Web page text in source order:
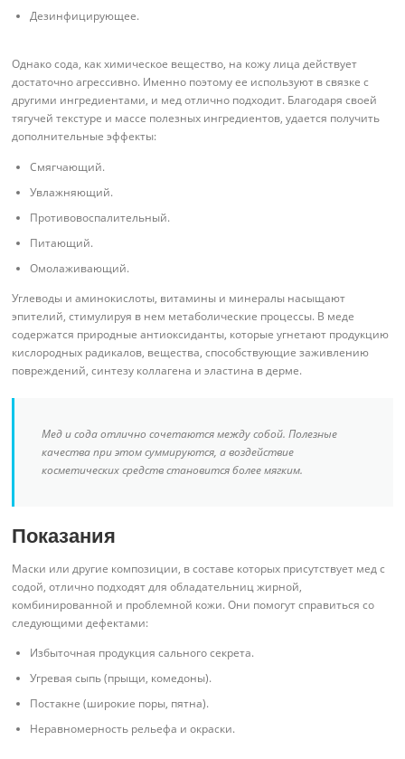
Дезинфицирующее.
Однако сода, как химическое вещество, на кожу лица действует
достаточно агрессивно. Именно поэтому ее используют в связке с
другими ингредиентами, и мед отлично подходит. Благодаря своей
тягучей текстуре и массе полезных ингредиентов, удается получить
дополнительные эффекты:
Смягчающий.
Увлажняющий.
Противовоспалительный.
Питающий.
Омолаживающий.
Углеводы и аминокислоты, витамины и минералы насыщают
эпителий, стимулируя в нем метаболические процессы. В меде
содержатся природные антиоксиданты, которые угнетают продукцию
кислородных радикалов, вещества, способствующие заживлению
повреждений, синтезу коллагена и эластина в дерме.
Мед и сода отлично сочетаются между собой. Полезные
качества при этом суммируются, а воздействие
косметических средств становится более мягким.
Показания
Маски или другие композиции, в составе которых присутствует мед с
содой, отлично подходят для обладательниц жирной,
комбинированной и проблемной кожи. Они помогут справиться со
следующими дефектами:
Избыточная продукция сального секрета.
Угревая сыпь (прыщи, комедоны).
Постакне (широкие поры, пятна).
Неравномерность рельефа и окраски.